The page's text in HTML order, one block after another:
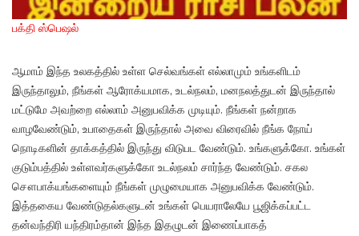
பக்தி ஸ்பெஷல்
ஆமாம் இந்த உலகத்தில் உள்ள செல்வங்கள் எல்லாமும் உங்களிடம்
இருந்தாலும், நீங்கள் ஆரோக்யமாக, உடல்நலம், மனநலத்துடன் இருந்தால்
மட்டுமே அவற்றை எல்லாம் அனுபவிக்க முடியும். நீங்கள் நன்றாக
வாழவேண்டும், உபாதைகள் இருந்தால் அவை விரைவில் நீங்க நோய்
நொடிகளின் தாக்கத்தில் இருந்து விடுபட வேண்டும். உங்களுக்கோ. உங்கள்
குடும்பத்தில் உள்ளவர்களுக்கோ உடல்நலம் சார்ந்த வேண்டும். சகல
சௌபாக்யங்களையும் நீங்கள் முழுமையாக அனுபவிக்க வேண்டும்.
இத்தகைய வேண்டுதல்களுடன் உங்கள் பெயராலேயே பூஜிக்கப்பட்ட
தன்வந்திரி யந்திரம்தான் இந்த இதழுடன் இணைப்பாகத்